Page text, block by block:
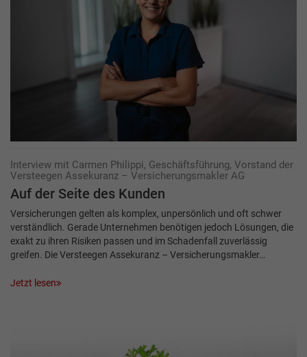
Interview mit Carmen Philippi, Geschäftsführung, Vorstand der
Versteegen Assekuranz – Versicherungsmakler AG
Auf der Seite des Kunden
Versicherungen gelten als komplex, unpersönlich und oft schwer
verständlich. Gerade Unternehmen benötigen jedoch Lösungen, die
exakt zu ihren Risiken passen und im Schadenfall zuverlässig
greifen. Die Versteegen Assekuranz – Versicherungsmakler…
Jetzt lesen